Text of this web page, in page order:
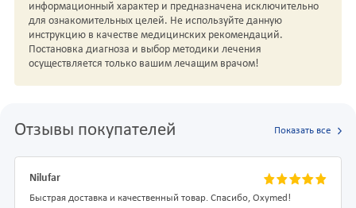
информационный характер и предназначена исключительно
для ознакомительных целей. Не используйте данную
инструкцию в качестве медицинских рекомендаций.
Постановка диагноза и выбор методики лечения
осуществляется только вашим лечащим врачом!
Отзывы покупателей Показать все
Nilufar
Быстрая доставка и качественный товар. Спасибо, Oxymed!